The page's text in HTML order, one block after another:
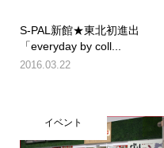
S-PAL新館★東北初進出
「everyday by coll...
2016.03.22
イベント